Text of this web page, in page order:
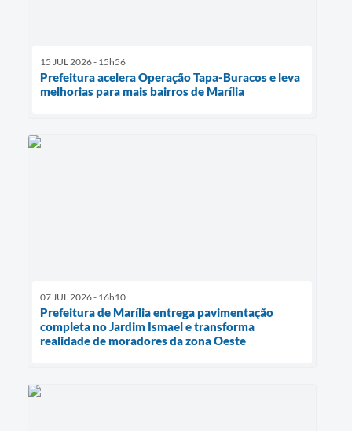
15 JUL 2026 - 15h56
Prefeitura acelera Operação Tapa-Buracos e leva
melhorias para mais bairros de Marília
07 JUL 2026 - 16h10
Prefeitura de Marília entrega pavimentação
completa no Jardim Ismael e transforma
realidade de moradores da zona Oeste